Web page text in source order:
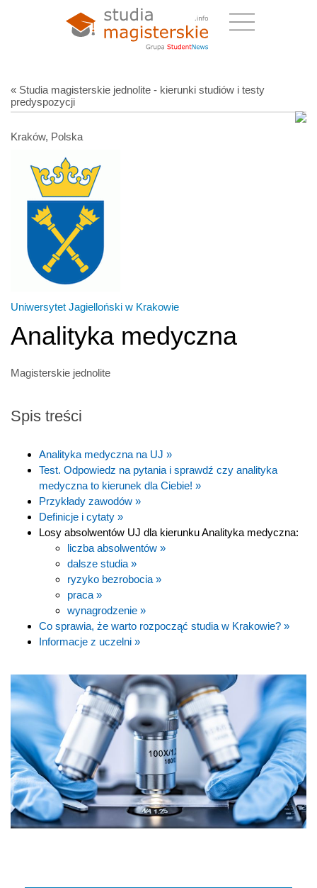
« Studia magisterskie jednolite - kierunki studiów i testy
predyspozycji
Kraków, Polska
Uniwersytet Jagielloński w Krakowie
Analityka medyczna
Magisterskie jednolite
Spis treści
Analityka medyczna na UJ »
Test. Odpowiedz na pytania i sprawdź czy analityka
medyczna to kierunek dla Ciebie! »
Przykłady zawodów »
Definicje i cytaty »
Losy absolwentów UJ dla kierunku Analityka medyczna:
liczba absolwentów »
dalsze studia »
ryzyko bezrobocia »
praca »
wynagrodzenie »
Co sprawia, że warto rozpocząć studia w Krakowie? »
Informacje z uczelni »